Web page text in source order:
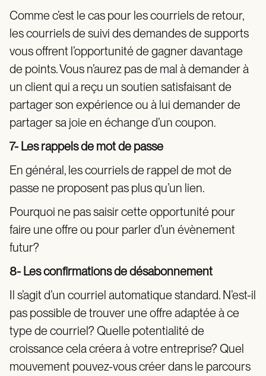
Comme c’est le cas pour les courriels de retour,
les courriels de suivi des demandes de supports
vous offrent l’opportunité de gagner davantage
de points. Vous n’aurez pas de mal à demander à
un client qui a reçu un soutien satisfaisant de
partager son expérience ou à lui demander de
partager sa joie en échange d’un coupon.
7- Les rappels de mot de passe
En général, les courriels de rappel de mot de
passe ne proposent pas plus qu’un lien.
Pourquoi ne pas saisir cette opportunité pour
faire une offre ou pour parler d’un évènement
futur?
8- Les confirmations de désabonnement
Il s’agit d’un courriel automatique standard. N’est-il
pas possible de trouver une offre adaptée à ce
type de courriel? Quelle potentialité de
croissance cela créera à votre entreprise? Quel
mouvement pouvez-vous créer dans le parcours